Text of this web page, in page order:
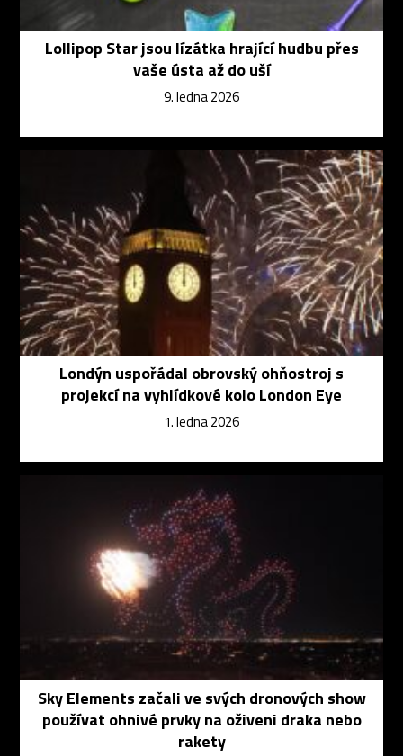
Lollipop Star jsou lízátka hrající hudbu přes
vaše ústa až do uší
9. ledna 2026
Londýn uspořádal obrovský ohňostroj s
projekcí na vyhlídkové kolo London Eye
1. ledna 2026
Sky Elements začali ve svých dronových show
používat ohnivé prvky na oživeni draka nebo
rakety